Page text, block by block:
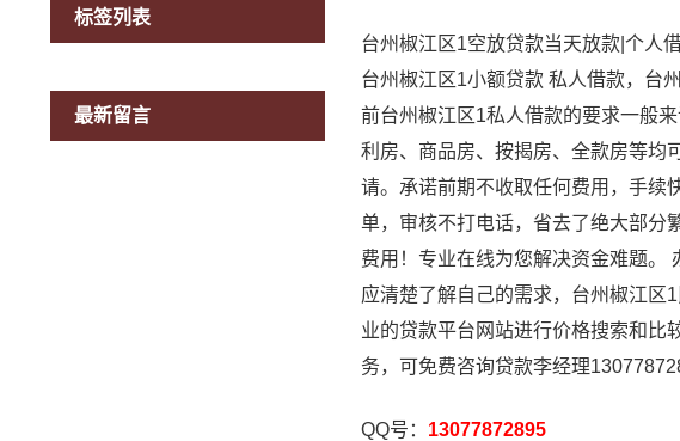
标签列表
最新留言
台州椒江区1空放贷款当天放款|个人
台州椒江区1小额贷款 私人借款，台
前台州椒江区1私人借款的要求一般
利房、商品房、按揭房、全款房等均
请。承诺前期不收取任何费用，手续
单，审核不打电话，省去了绝大部分
费用！专业在线为您解决资金难题
应清楚了解自己的需求，台州椒江区
业的贷款平台网站进行价格搜索和比
务，可免费咨询贷款李经理
QQ号： 13077872895